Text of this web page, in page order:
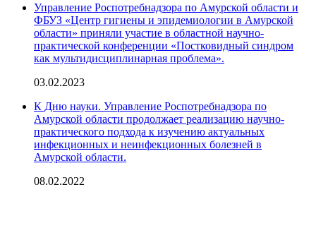
Управление Роспотребнадзора по Амурской области и
ФБУЗ «Центр гигиены и эпидемиологии в Амурской
области» приняли участие в областной научно-
практической конференции «Постковидный синдром
как мультидисциплинарная проблема».
03.02.2023
К Дню науки. Управление Роспотребнадзора по
Амурской области продолжает реализацию научно-
практического подхода к изучению актуальных
инфекционных и неинфекционных болезней в
Амурской области.
08.02.2022